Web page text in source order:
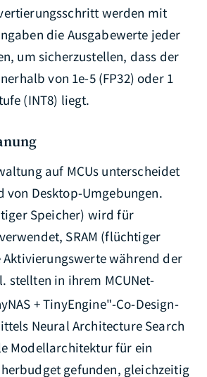
werden mit
die Ausgabewerte jeder
um sicherzustellen, dass der
von 1e-5 (FP32) oder 1
(INT8) liegt.
auf MCUs unterscheidet
von Desktop-Umgebungen.
Speicher) wird für
SRAM (flüchtiger
während der
stellten in ihrem MCUNet-
+ TinyEngine"-Co-Design-
Neural Architecture Search
Modellarchitektur für ein
gefunden, gleichzeitig